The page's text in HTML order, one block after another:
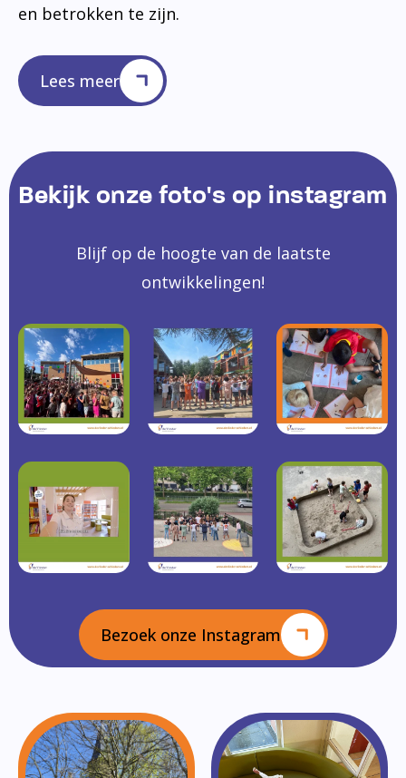
en betrokken te zijn.
Lees meer
Bekijk onze foto's op instagram
Blijf op de hoogte van de laatste
ontwikkelingen!
Bezoek onze Instagram